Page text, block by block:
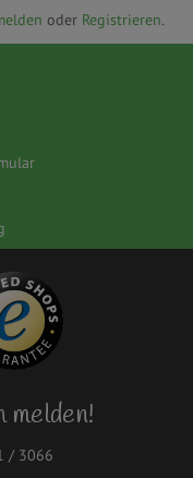
oder Registrieren.
melden!
/ 3066